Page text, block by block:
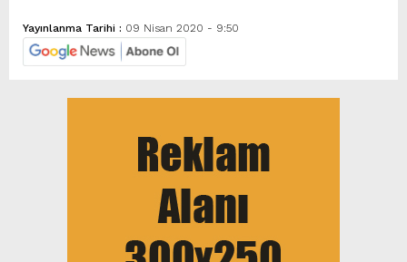
Yayınlanma Tarihi : 09 Nisan 2020 - 9:50